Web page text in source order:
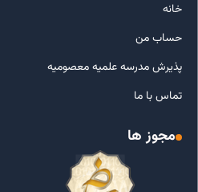
خانه
حساب من
پذیرش مدرسه علمیه معصومیه
تماس با ما
مجوز ها